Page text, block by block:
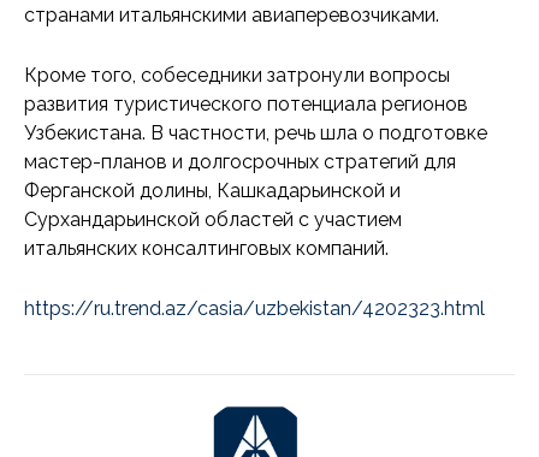
странами итальянскими авиаперевозчиками.
Кроме того, собеседники затронули вопросы
развития туристического потенциала регионов
Узбекистана. В частности, речь шла о подготовке
мастер-планов и долгосрочных стратегий для
Ферганской долины, Кашкадарьинской и
Сурхандарьинской областей с участием
итальянских консалтинговых компаний.
https://ru.trend.az/casia/uzbekistan/4202323.html